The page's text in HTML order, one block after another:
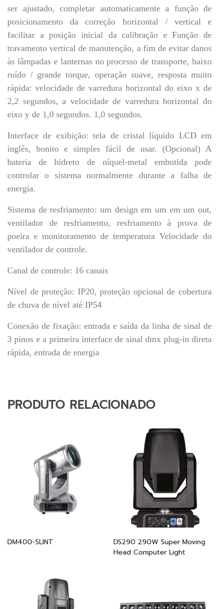
PRODUTO RELACIONADO
DM400-SLINT
DS290 290W Super Moving
Head Computer Light